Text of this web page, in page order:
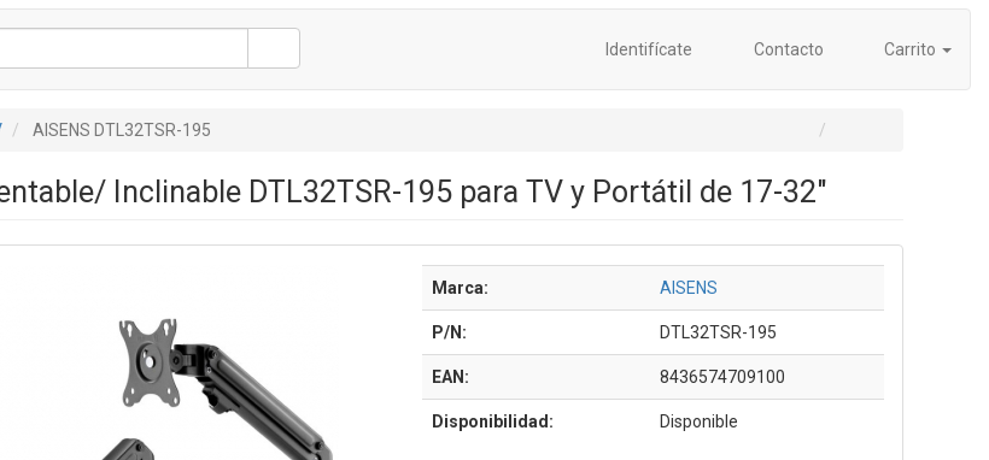
Identifícate Contacto Carrito
AISENS DTL32TSR-195
Inclinable DTL32TSR-195 para TV y Portátil de 17-32"
Marca: AISENS
P/N: DTL32TSR-195
EAN: 8436574709100
Disponibilidad: Disponible